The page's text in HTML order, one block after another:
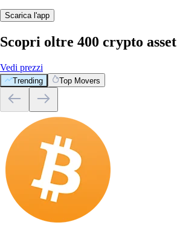
Scarica l'app
Scopri oltre 400 crypto asset
Vedi prezzi
Trending Top Movers